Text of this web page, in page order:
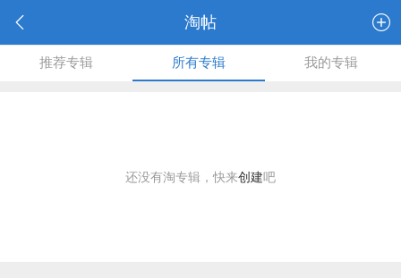
淘帖
推荐专辑 所有专辑 我的专辑
还没有淘专辑，快来创建吧